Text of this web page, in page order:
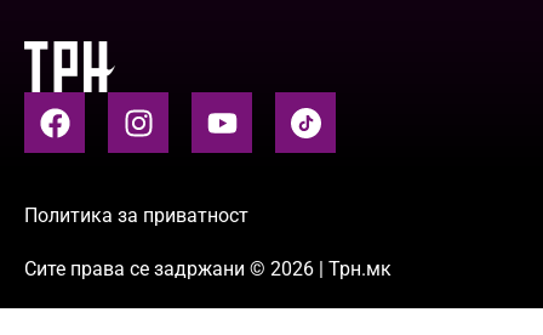
Политика за приватност
Сите права се задржани © 2026 | Трн.мк